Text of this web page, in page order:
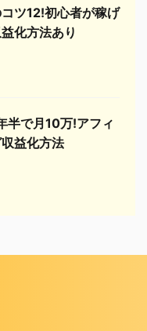
ツ12!初心者が稼げ
化方法あり
半で月10万!アフィ
益化方法